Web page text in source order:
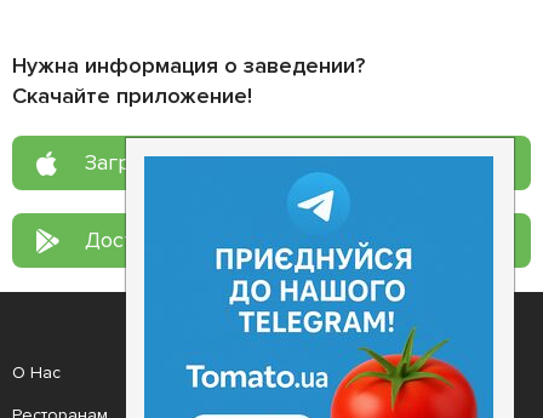
Нужна информация о заведении?
Скачайте приложение!
Загрузите в App Store
Доступно в Google Play
О Нас Рецепт дня